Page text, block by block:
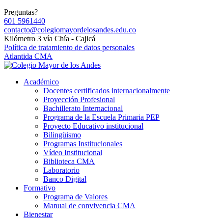
Preguntas?
601 5961440
contacto@colegiomayordelosandes.edu.co
Kilómetro 3 vía Chía - Cajicá
Política de tratamiento de datos personales
Atlantida CMA
Académico
Docentes certificados internacionalmente
Proyección Profesional
Bachillerato Internacional
Programa de la Escuela Primaria PEP
Proyecto Educativo institucional
Bilingüismo
Programas Institucionales
Vídeo Institucional
Biblioteca CMA
Laboratorio
Banco Digital
Formativo
Programa de Valores
Manual de convivencia CMA
Bienestar